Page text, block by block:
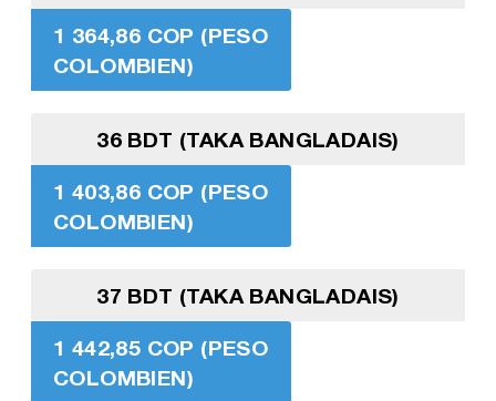
1 364,86 COP (PESO
COLOMBIEN)
36 BDT (TAKA BANGLADAIS)
1 403,86 COP (PESO
COLOMBIEN)
37 BDT (TAKA BANGLADAIS)
1 442,85 COP (PESO
COLOMBIEN)